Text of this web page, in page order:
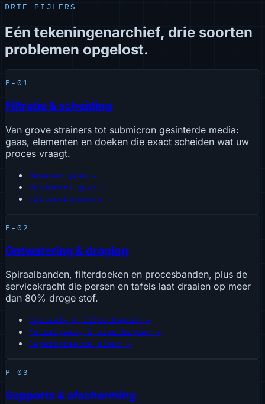
DRIE PIJLERS
Eén tekeningenarchief, drie soorten
problemen opgelost.
P-01
Filtratie & scheiding
Van grove strainers tot submicron gesinterde media:
gaas, elementen en doeken die exact scheiden wat uw
proces vraagt.
Geweven gaas →
Gesinterd gaas →
Filterelementen →
P-02
Ontwatering & droging
Spiraalbanden, filterdoeken en procesbanden, plus de
servicekracht die persen en tafels laat draaien op meer
dan 80% droge stof.
Spiraal- & filterbanden →
Metaalgaas- & plaatbanden →
Geperforeerde plaat →
P-03
Supports & afscherming